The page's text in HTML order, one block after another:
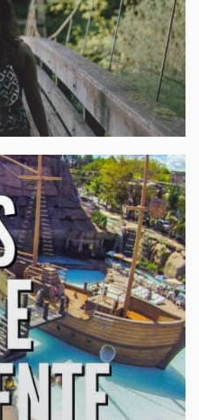
Pantanal, pesca